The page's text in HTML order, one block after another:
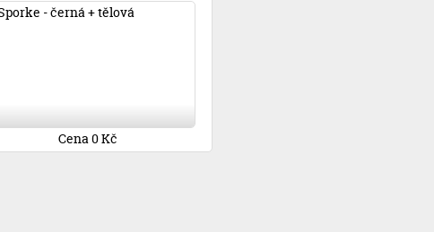
Cena 0 Kč